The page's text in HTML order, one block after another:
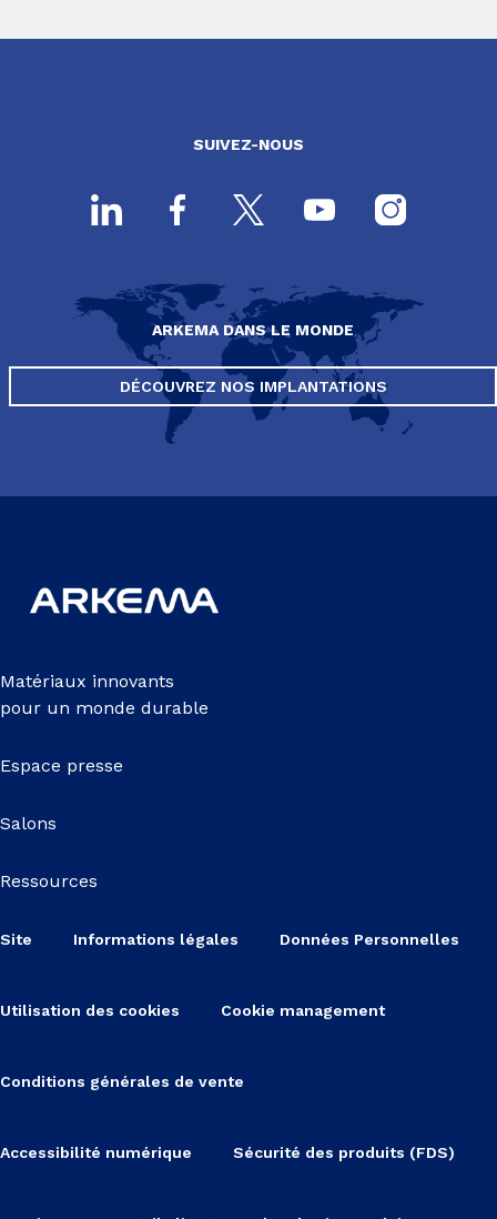
SUIVEZ-NOUS
ARKEMA DANS LE MONDE
DÉCOUVREZ NOS IMPLANTATIONS
Matériaux innovants
pour un monde durable
Espace presse
Salons
Ressources
Site Informations légales Données Personnelles
Utilisation des cookies Cookie management
Conditions générales de vente
Accessibilité numérique Sécurité des produits (FDS)